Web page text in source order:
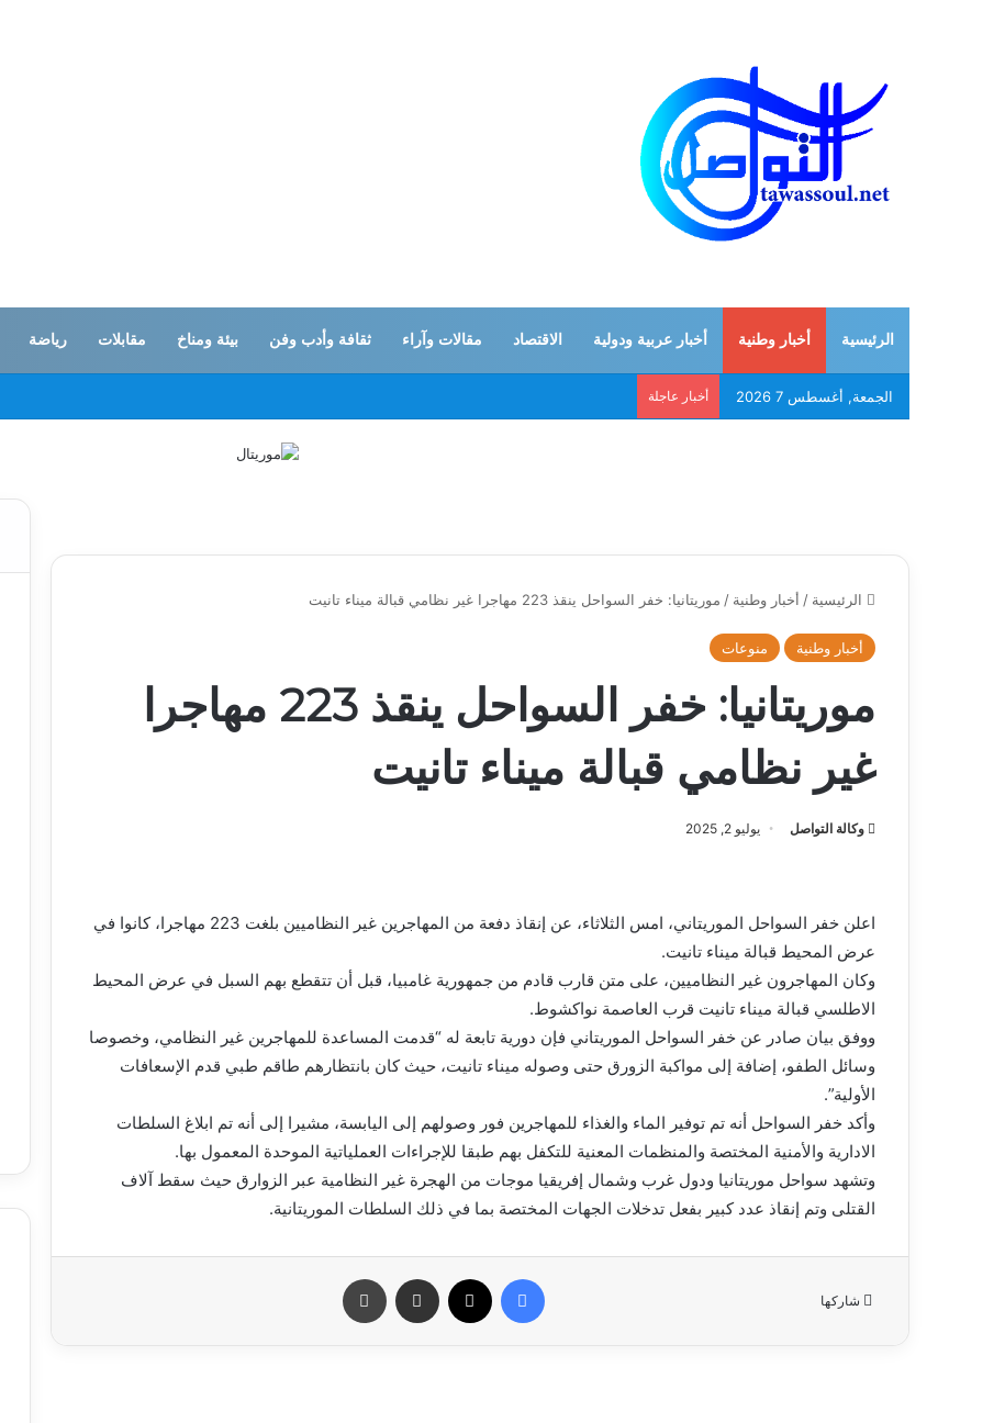
الرئيسية أخبار وطنية أخبار عربية ودولية الاقتصاد مقالات وآراء ثقافة وأدب وفن بيئة ومناخ مقابلات رياضة
الجمعة, أغسطس 7 2026 أخبار عاجلة
الرئيسية / أخبار وطنية / موريتانيا: خفر السواحل ينقذ 223 مهاجرا غير نظامي قبالة ميناء تانيت
أخبار وطنية منوعات
موريتانيا: خفر السواحل ينقذ 223 مهاجرا
غير نظامي قبالة ميناء تانيت
وكالة التواصل يوليو 2, 2025
اعلن خفر السواحل الموريتاني، امس الثلاثاء، عن إنقاذ دفعة من المهاجرين غير النظاميين بلغت 223 مهاجرا، كانوا في
عرض المحيط قبالة ميناء تانيت.
وكان المهاجرون غير النظاميين، على متن قارب قادم من جمهورية غامبيا، قبل أن تتقطع بهم السبل في عرض المحيط
الاطلسي قبالة ميناء تانيت قرب العاصمة نواكشوط.
ووفق بيان صادر عن خفر السواحل الموريتاني فإن دورية تابعة له “قدمت المساعدة للمهاجرين غير النظامي، وخصوصا
وسائل الطفو، إضافة إلى مواكبة الزورق حتى وصوله ميناء تانيت، حيث كان بانتظارهم طاقم طبي قدم الإسعافات
الأولية”.
وأكد خفر السواحل أنه تم توفير الماء والغذاء للمهاجرين فور وصولهم إلى اليابسة، مشيرا إلى أنه تم ابلاغ السلطات
الادارية والأمنية المختصة والمنظمات المعنية للتكفل بهم طبقا للإجراءات العملياتية الموحدة المعمول بها.
وتشهد سواحل موريتانيا ودول غرب وشمال إفريقيا موجات من الهجرة غير النظامية عبر الزوارق حيث سقط آلاف
القتلى وتم إنقاذ عدد كبير بفعل تدخلات الجهات المختصة بما في ذلك السلطات الموريتانية.
شاركها
فيسبوك مشاركة عبر البريد